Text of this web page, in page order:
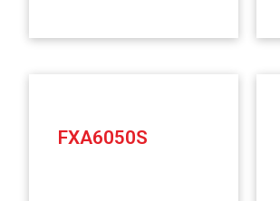
FXA6050S